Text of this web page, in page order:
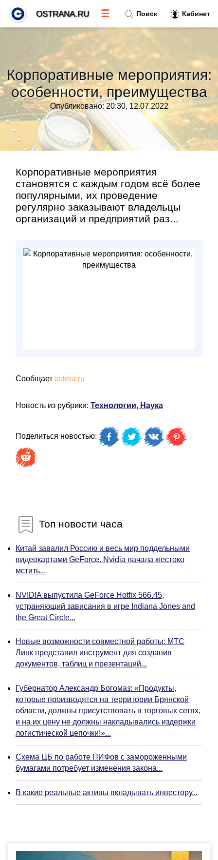
Корпоративные мероприятия:
особенности, преимущества
Опубликовано: 20:30, 12.07.2022
Корпоративные мероприятия
становятся с каждым годом всё более
популярными, их проведение
регулярно заказывают владельцы
организаций и предприятий раз...
Сообщает astera.ru
Новость из рубрики: Технологии, Наука
Поделиться новостью:
Топ новости часа
Китай завалил Россию и весь мир поддельными
видеокартами GeForce. Nvidia начала жестоко
мстить...
NVIDIA выпустила GeForce Hotfix 566.45,
устраняющий зависания в игре Indiana Jones and
the Great Circle...
Новые возможности совместной работы: МТС
Линк представил инструмент для создания
документов, таблиц и презентаций...
Губернатор Александр Богомаз: «Продукты,
которые производятся на территории Брянской
области, должны присутствовать в торговых сетях,
и на их цену не должны накладывались издержки
логистической цепочки!»...
Схема ЦБ по работе ПИФов с замороженными
бумагами потребует изменения закона...
В какие реальные активы вкладывать инвестору...
Поиск Кабинет
OSTRANA.RU ☰
Тренды новостей»
Рубрики»
Правила»
Контакт»